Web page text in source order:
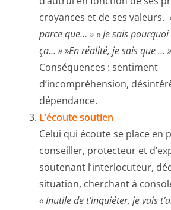
croyances et de ses valeurs.
parce que… » « Je sais
ça… » »En réalité, je sais que … »
Conséquences : sentiment
d’incompréhension,
dépendance.
L’écoute soutien
Celui qui écoute se place en
conseiller, protecteur et
soutenant l’interlocuteur,
situation, cherchant à
« Inutile de t’inquiéter, je vais